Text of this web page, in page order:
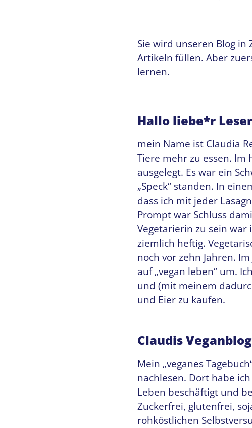
Sie wird unseren Blog
Artikeln füllen. Aber
lernen.
Hallo liebe*r
mein Name ist Claudia
Tiere mehr zu essen.
ausgelegt. Es war ein
„Speck“ standen. In
dass ich mit jeder
Prompt war Schluss
Vegetarierin zu sein war
ziemlich heftig.
noch vor zehn Jahren.
auf „vegan leben“ um.
und (mit meinem
und Eier zu kaufen.
Claudis Veganblog
Mein „veganes
nachlesen. Dort habe
Leben beschäftigt und
Zuckerfrei, glutenfrei,
rohköstlichen